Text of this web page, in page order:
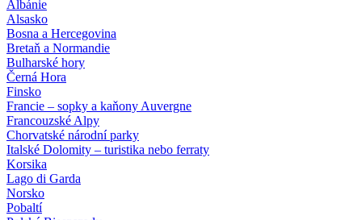
Albánie
Alsasko
Bosna a Hercegovina
Bretaň a Normandie
Bulharské hory
Černá Hora
Finsko
Francie – sopky a kaňony Auvergne
Francouzské Alpy
Chorvatské národní parky
Italské Dolomity – turistika nebo ferraty
Korsika
Lago di Garda
Norsko
Pobaltí